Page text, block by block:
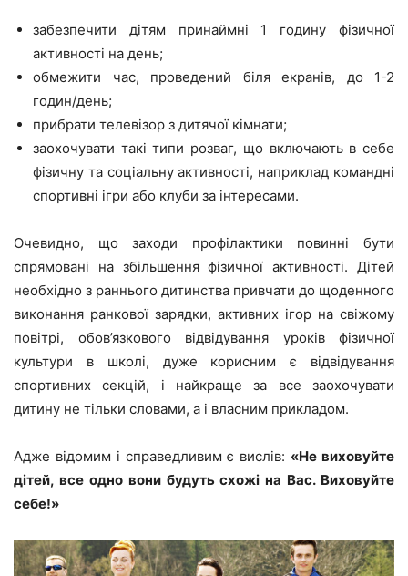
забезпечити дітям принаймні 1 годину фізичної
активності на день;
обмежити час, проведений біля екранів, до 1-2
годин/день;
прибрати телевізор з дитячої кімнати;
заохочувати такі типи розваг, що включають в себе
фізичну та соціальну активності, наприклад командні
спортивні ігри або клуби за інтересами.
Очевидно, що заходи профілактики повинні бути
спрямовані на збільшення фізичної активності. Дітей
необхідно з раннього дитинства привчати до щоденного
виконання ранкової зарядки, активних ігор на свіжому
повітрі, обов’язкового відвідування уроків фізичної
культури в школі, дуже корисним є відвідування
спортивних секцій, і найкраще за все заохочувати
дитину не тільки словами, а і власним прикладом.
Адже відомим і справедливим є вислів: «Не виховуйте
дітей, все одно вони будуть схожі на Вас. Виховуйте
себе!»